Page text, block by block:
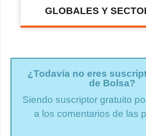
GLOBALES Y
¿Todavía no eres
de Bolsa?
Siendo suscriptor gratuito
a los comentarios de las